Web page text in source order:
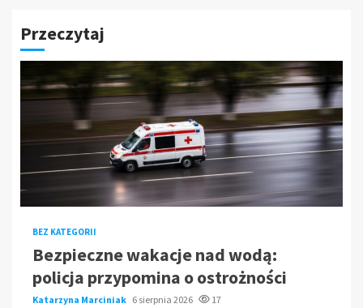
Przeczytaj
BEZ KATEGORII
Bezpieczne wakacje nad wodą:
policja przypomina o ostrożności
Katarzyna Marciniak 6 sierpnia 2026 17